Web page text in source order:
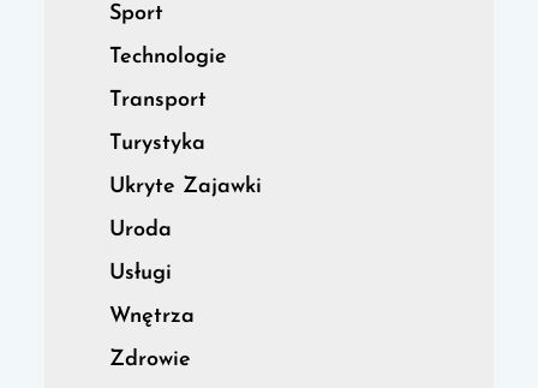
Sport
Technologie
Transport
Turystyka
Ukryte Zajawki
Uroda
Usługi
Wnętrza
Zdrowie